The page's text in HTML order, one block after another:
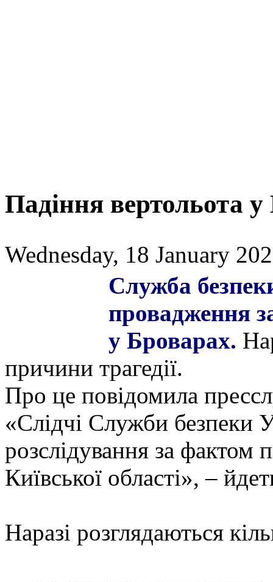
Падіння вертольота
Wednesday, 18 January
Служба
провадження
у Броварах.
причини трагедії.
Про це повідомила
«Слідчі Служби безпеки
розслідування за фактом
Київської області», –
Наразі розглядаються